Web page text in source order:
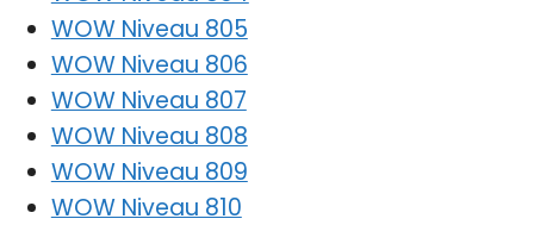
WOW Niveau 805
WOW Niveau 806
WOW Niveau 807
WOW Niveau 808
WOW Niveau 809
WOW Niveau 810